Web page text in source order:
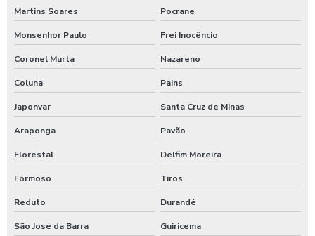
Martins Soares Pocrane
Monsenhor Paulo Frei Inocêncio
Coronel Murta Nazareno
Coluna Pains
Japonvar Santa Cruz de Minas
Araponga Pavão
Florestal Delfim Moreira
Formoso Tiros
Reduto Durandé
São José da Barra Guiricema